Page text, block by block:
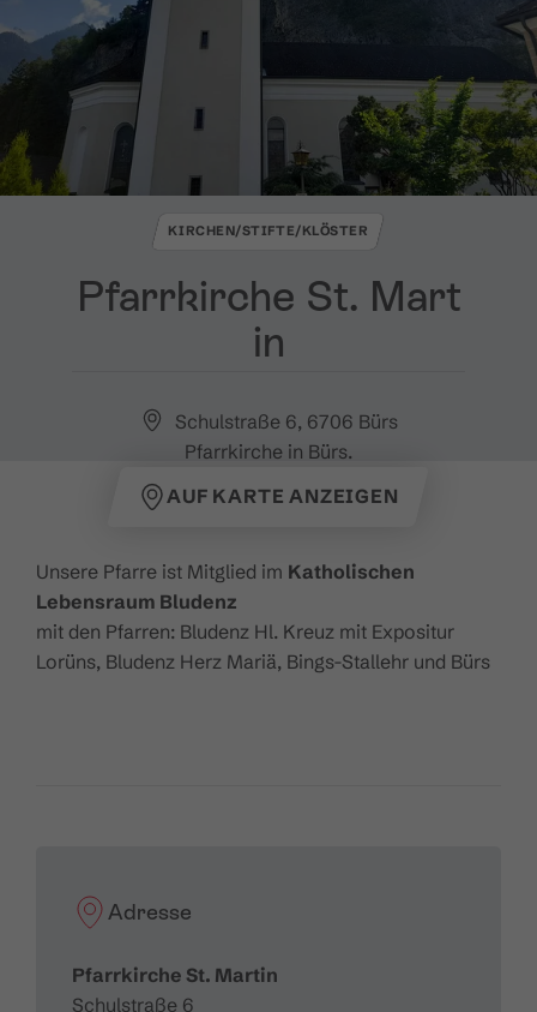
Pfarrkirche St​.​ Mart
in
KIRCHEN/STIFTE/KLÖSTER
Schulstraße 6, 6706 Bürs
Pfarrkirche in Bürs.
AUF KARTE ANZEIGEN
Unsere Pfarre ist Mitglied im Katholischen
Lebensraum Bludenz
mit den Pfarren: Bludenz Hl. Kreuz mit Expositur
Lorüns, Bludenz Herz Mariä, Bings-Stallehr und Bürs
Adresse
Pfarrkirche St. Martin
Schulstraße 6